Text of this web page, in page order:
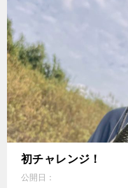
初チャレンジ！
公開日：